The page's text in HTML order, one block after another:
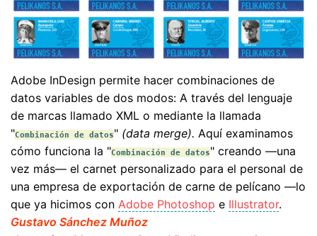
Adobe InDesign permite hacer combinaciones de
datos variables de dos modos: A través del lenguaje
de marcas llamado XML o mediante la llamada
"Combinación de datos" (data merge). Aquí examinamos
cómo funciona la "Combinación de datos" creando —una
vez más— el carnet personalizado para el personal de
una empresa de exportación de carne de pelícano —lo
que ya hicimos con Adobe Photoshop e Illustrator.
Gustavo Sánchez Muñoz